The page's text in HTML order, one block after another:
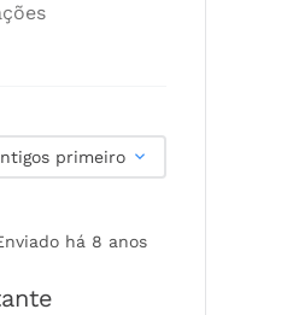
primeiro
há 8 anos